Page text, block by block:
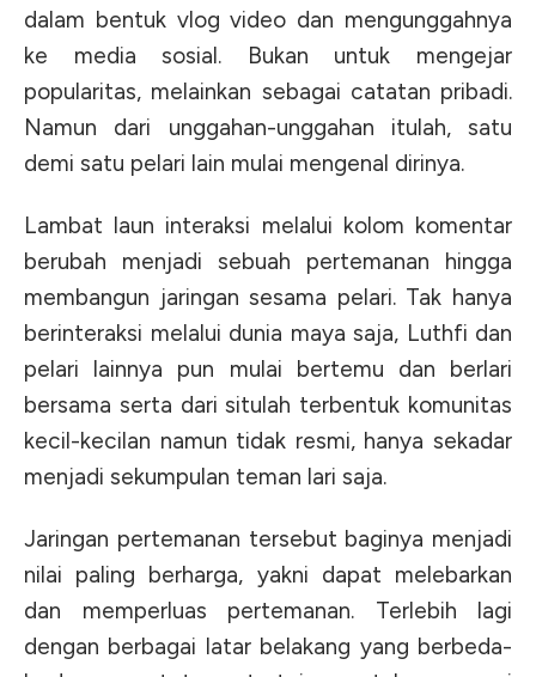
dalam bentuk vlog video dan mengunggahnya
ke media sosial. Bukan untuk mengejar
popularitas, melainkan sebagai catatan pribadi.
Namun dari unggahan-unggahan itulah, satu
demi satu pelari lain mulai mengenal dirinya.
Lambat laun interaksi melalui kolom komentar
berubah menjadi sebuah pertemanan hingga
membangun jaringan sesama pelari. Tak hanya
berinteraksi melalui dunia maya saja, Luthfi dan
pelari lainnya pun mulai bertemu dan berlari
bersama serta dari situlah terbentuk komunitas
kecil-kecilan namun tidak resmi, hanya sekadar
menjadi sekumpulan teman lari saja.
Jaringan pertemanan tersebut baginya menjadi
nilai paling berharga, yakni dapat melebarkan
dan memperluas pertemanan. Terlebih lagi
dengan berbagai latar belakang yang berbeda-